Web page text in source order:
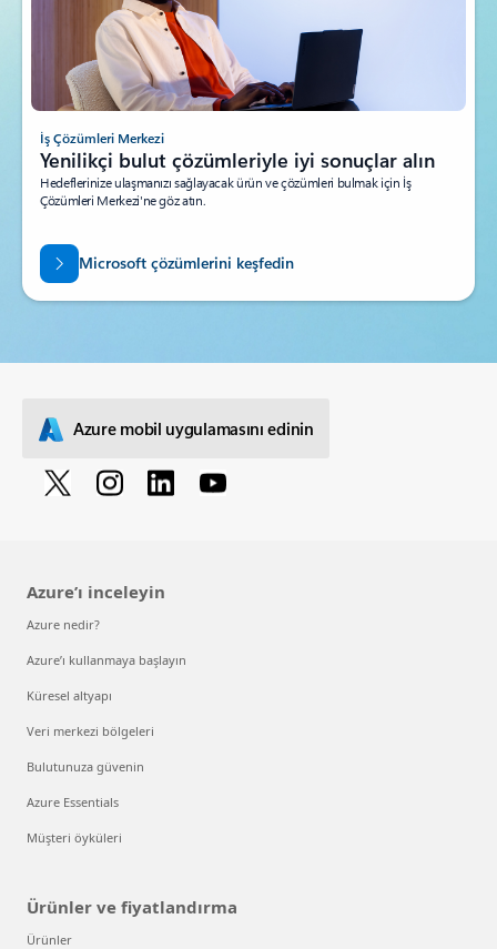
İş Çözümleri Merkezi
Yenilikçi bulut çözümleriyle iyi sonuçlar alın
Hedeflerinize ulaşmanızı sağlayacak ürün ve çözümleri bulmak için İş
Çözümleri Merkezi'ne göz atın.
Microsoft çözümlerini keşfedin
Azure mobil uygulamasını edinin
Azure’ı inceleyin
Azure nedir?
Azure’ı kullanmaya başlayın
Küresel altyapı
Veri merkezi bölgeleri
Bulutunuza güvenin
Azure Essentials
Müşteri öyküleri
Ürünler ve fiyatlandırma
Ürünler